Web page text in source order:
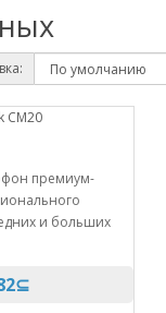
премиум-
и больших